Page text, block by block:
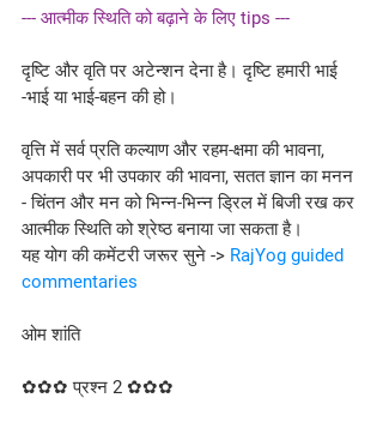
--- आत्मीक स्थिति को बढ़ाने के लिए tips ---
दृष्टि और वृति पर अटेन्शन देना है। दृष्टि हमारी भाई
-भाई या भाई-बहन की हो।
वृत्ति में सर्व प्रति कल्याण और रहम-क्षमा की भावना,
अपकारी पर भी उपकार की भावना, सतत ज्ञान का मनन
- चिंतन और मन को भिन्न-भिन्न ड्रिल में बिजी रख कर
आत्मीक स्थिति को श्रेष्ठ बनाया जा सकता है।
यह योग की कमेंटरी जरूर सुने -> RajYog guided
commentaries
ओम शांति
✿✿✿ प्रश्न 2 ✿✿✿